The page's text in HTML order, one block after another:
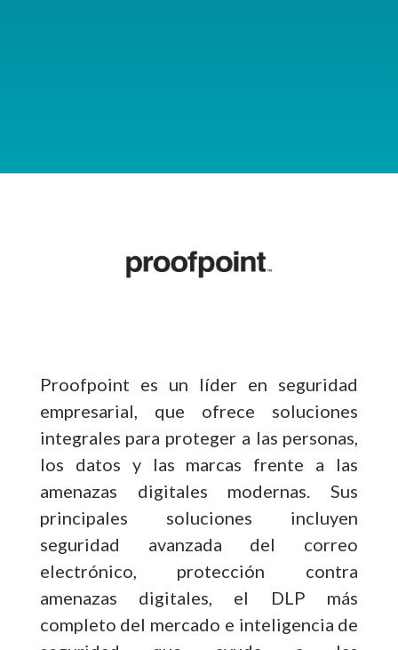
Proofpoint es un líder en seguridad
empresarial, que ofrece soluciones
integrales para proteger a las personas,
los datos y las marcas frente a las
amenazas digitales modernas. Sus
principales soluciones incluyen
seguridad avanzada del correo
electrónico, protección contra
amenazas digitales, el DLP más
completo del mercado e inteligencia de